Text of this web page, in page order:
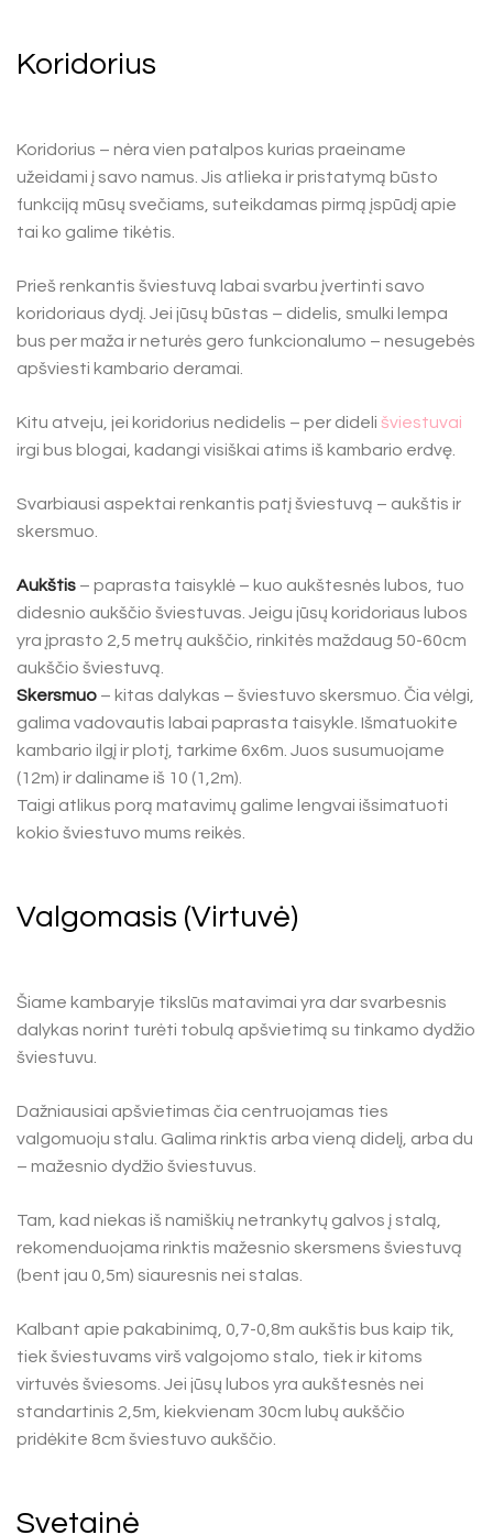
Koridorius
Koridorius – nėra vien patalpos kurias praeiname
užeidami į savo namus. Jis atlieka ir pristatymą būsto
funkciją mūsų svečiams, suteikdamas pirmą įspūdį apie
tai ko galime tikėtis.
Prieš renkantis šviestuvą labai svarbu įvertinti savo
koridoriaus dydį. Jei jūsų būstas – didelis, smulki lempa
bus per maža ir neturės gero funkcionalumo – nesugebės
apšviesti kambario deramai.
Kitu atveju, jei koridorius nedidelis – per dideli šviestuvai
irgi bus blogai, kadangi visiškai atims iš kambario erdvę.
Svarbiausi aspektai renkantis patį šviestuvą – aukštis ir
skersmuo.
Aukštis – paprasta taisyklė – kuo aukštesnės lubos, tuo
didesnio aukščio šviestuvas. Jeigu jūsų koridoriaus lubos
yra įprasto 2,5 metrų aukščio, rinkitės maždaug 50-60cm
aukščio šviestuvą.
Skersmuo – kitas dalykas – šviestuvo skersmuo. Čia vėlgi,
galima vadovautis labai paprasta taisykle. Išmatuokite
kambario ilgį ir plotį, tarkime 6x6m. Juos susumuojame
(12m) ir daliname iš 10 (1,2m).
Taigi atlikus porą matavimų galime lengvai išsimatuoti
kokio šviestuvo mums reikės.
Valgomasis (Virtuvė)
Šiame kambaryje tikslūs matavimai yra dar svarbesnis
dalykas norint turėti tobulą apšvietimą su tinkamo dydžio
šviestuvu.
Dažniausiai apšvietimas čia centruojamas ties
valgomuoju stalu. Galima rinktis arba vieną didelį, arba du
– mažesnio dydžio šviestuvus.
Tam, kad niekas iš namiškių netrankytų galvos į stalą,
rekomenduojama rinktis mažesnio skersmens šviestuvą
(bent jau 0,5m) siauresnis nei stalas.
Kalbant apie pakabinimą, 0,7-0,8m aukštis bus kaip tik,
tiek šviestuvams virš valgojomo stalo, tiek ir kitoms
virtuvės šviesoms. Jei jūsų lubos yra aukštesnės nei
standartinis 2,5m, kiekvienam 30cm lubų aukščio
pridėkite 8cm šviestuvo aukščio.
Svetainė